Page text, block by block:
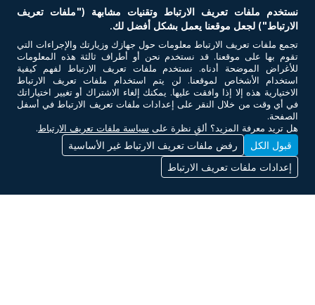
الإدارة العليا
الاعتمادات
سلامة المرضى والجودة
اتصل بنا
باقات الرعاية الصحية
الأسئلة الشائعة
روابط أخرى
الموعد
نستخدم ملفات تعريف الارتباط وتقنيات مشابهة ("ملفات تعريف
الارتباط") لجعل موقعنا يعمل بشكل أفضل لك.
تجمع ملفات تعريف الارتباط معلومات حول جهازك وزيارتك والإجراءات التي
تقوم بها على موقعنا. قد نستخدم نحن أو أطراف ثالثة هذه المعلومات
للأغراض الموضحة أدناه. نستخدم ملفات تعريف الارتباط لفهم كيفية
استخدام الأشخاص لموقعنا. لن يتم استخدام ملفات تعريف الارتباط
الاختيارية هذه إلا إذا وافقت عليها. يمكنك إلغاء الاشتراك أو تغيير اختياراتك
في أي وقت من خلال النقر على إعدادات ملفات تعريف الارتباط في أسفل
الصفحة.
هل تريد معرفة المزيد؟ ألقِ نظرة على سياسة ملفات تعريف الارتباط.
قبول الكل
رفض ملفات تعريف الارتباط غير الأساسية
إعدادات ملفات تعريف الارتباط